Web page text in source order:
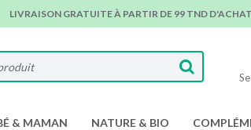
LIVRAISON GRATUITE À PARTIR DE 99 TND
& MAMAN NATURE & BIO